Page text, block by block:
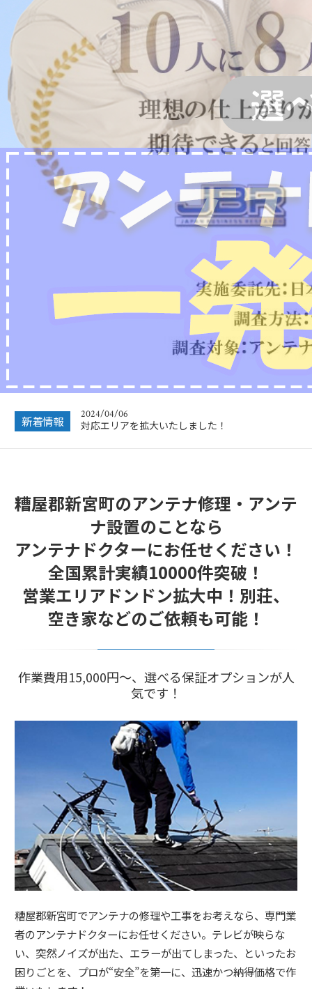
新着情報
フリーボイス（0120番号）への発信につきまし
年末年始休業のお知らせ
2024/04/06
対応エリアを拡大いたしました！
2022/12/26
年末年始休暇につきまして
2022/07/04
フリーボイス（0120番号）への発信につきまし
て
2024/12/28
年末年始休業のお知らせ
糟屋郡新宮町のアンテナ修理・アンテ
ナ設置のことなら
アンテナドクターにお任せください！
全国累計実績10000件突破！
営業エリアドンドン拡大中！別荘、
空き家などのご依頼も可能！
作業費用15,000円～、選べる保証オプションが人
気です！
糟屋郡新宮町でアンテナの修理や工事をお考えなら、専門業
者のアンテナドクターにお任せください。テレビが映らな
い、突然ノイズが出た、エラーが出てしまった、といったお
困りごとを、プロが“安全”を第一に、迅速かつ納得価格で作